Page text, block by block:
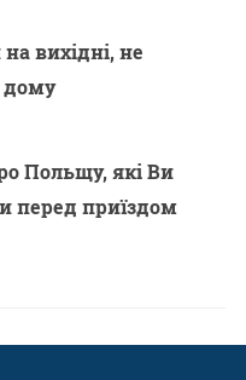
вихідні, не
дому
Польщу, які Ви
перед приїздом